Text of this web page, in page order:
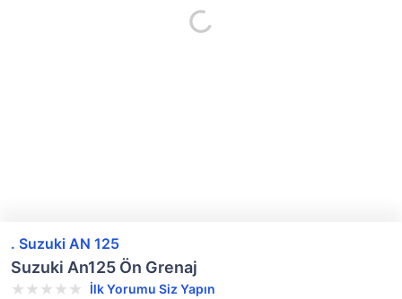
. Suzuki AN 125
Suzuki An125 Ön Grenaj
İlk Yorumu Siz Yapın